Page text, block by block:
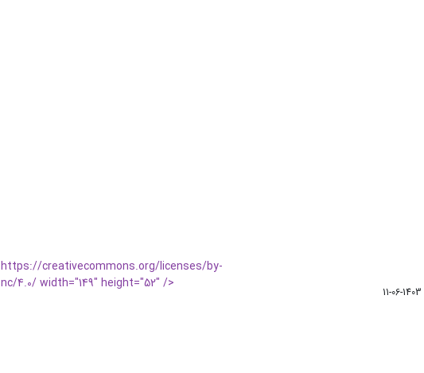
1403-06-11
https://creativecommons.org/licenses/by-
nc/4.0/ width="149" height="52" />